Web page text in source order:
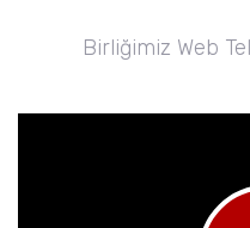
Birliğimiz Web